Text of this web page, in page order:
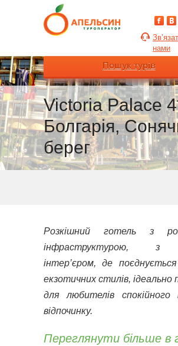
нами
Пошук турів
Victoria Palace
Болгарія,
берег
Розкішний готель з
інфраструктурою, з
інтер’єром, де поєднується
екзотичних стилів, ідеально
для любителів спокійного
відпочинку.
Переглянути більше в